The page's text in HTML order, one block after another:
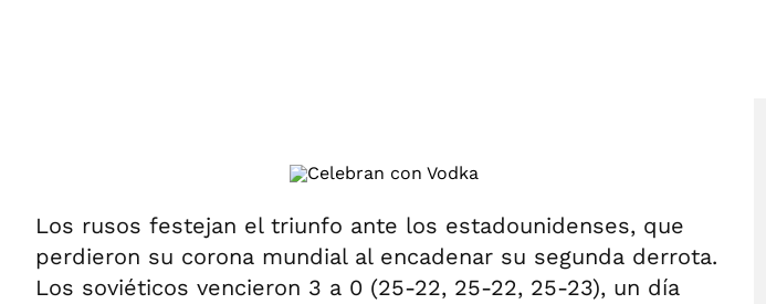
Los rusos festejan el triunfo ante los estadounidenses, que
perdieron su corona mundial al encadenar su segunda derrota.
Los soviéticos vencieron 3 a 0 (25-22, 25-22, 25-23), un día